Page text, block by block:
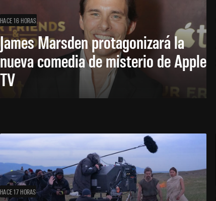
HACE 16 HORAS
James Marsden protagonizará la
nueva comedia de misterio de Apple
TV
HACE 17 HORAS